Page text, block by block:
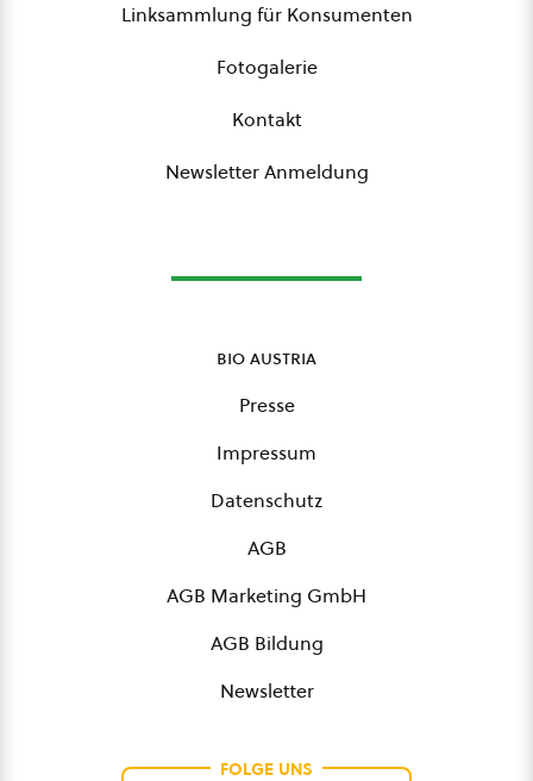
Linksammlung für Konsumenten
Fotogalerie
Kontakt
Newsletter Anmeldung
bio austria
Presse
Impressum
Datenschutz
AGB
AGB Marketing GmbH
AGB Bildung
Newsletter
FOLGE UNS